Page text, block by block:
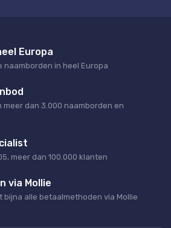
Europa
naamborden in heel Europa
meer dan 3.000 naamborden en
meer dan 100.000 klanten
via Mollie
bijna alle betaalmethoden via Mollie